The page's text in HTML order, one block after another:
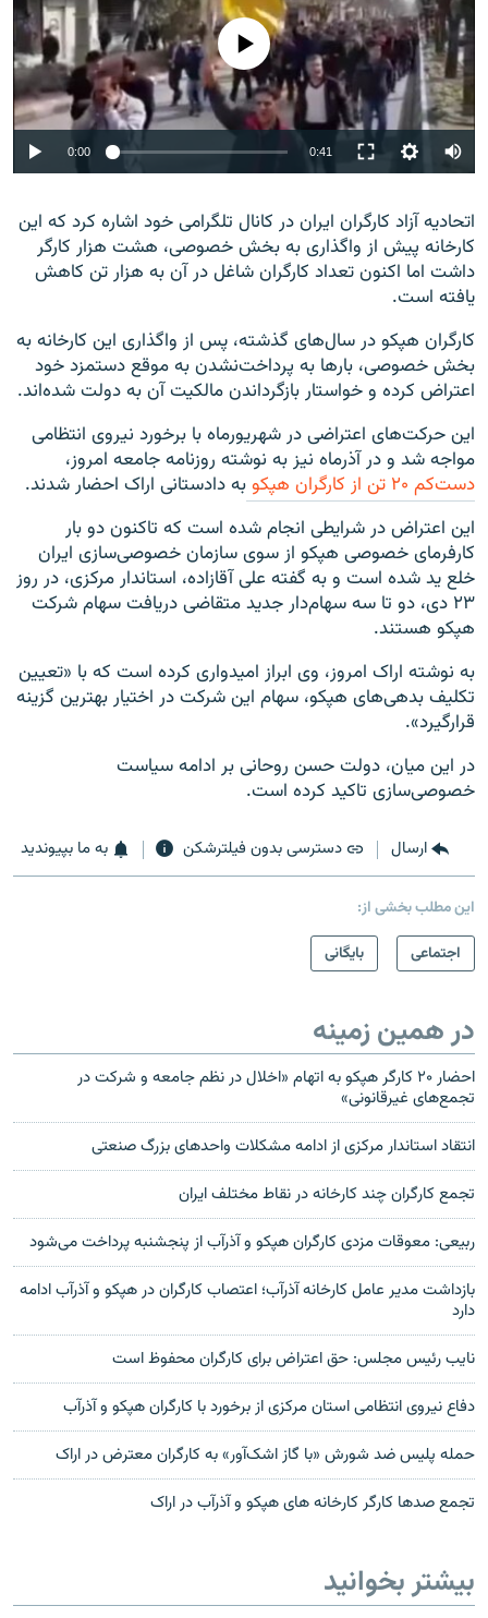
No media source currently available
0:00 0:41
اتحادیه آزاد کارگران ایران در کانال تلگرامی خود اشاره کرد که این
کارخانه پیش از واگذاری به بخش خصوصی، هشت هزار کارگر
داشت اما اکنون تعداد کارگران شاغل در آن به هزار تن کاهش
یافته است.
کارگران هپکو در سال‌های گذشته، پس از واگذاری این کارخانه به
بخش خصوصی، بارها به پرداخت‌نشدن به موقع دستمزد خود
اعتراض کرده و خواستار بازگرداندن مالکیت آن به دولت شده‌اند.
این حرکت‌های اعتراضی در شهریورماه با برخورد نیروی انتظامی
مواجه شد و در آذرماه نیز به نوشته روزنامه جامعه امروز،
دست‌کم ۲۰ تن از کارگران هپکو
به دادستانی اراک احضار شدند.
این اعتراض در شرایطی انجام شده است که تاکنون دو بار
کارفرمای خصوصی هپکو از سوی سازمان خصوصی‌سازی ایران
خلع ید شده است و به گفته علی آقازاده، استاندار مرکزی،‌ در روز
۲۳ دی، دو تا سه سهام‌دار جدید متقاضی دریافت سهام شرکت
هپکو هستند.
به نوشته اراک امروز، وی ابراز امیدواری کرده است که با «تعیین
تکلیف بدهی‌های هپکو، سهام این شرکت در اختیار بهترین گزینه
قرارگیرد».
در این میان، دولت حسن روحانی بر ادامه سیاست
خصوصی‌سازی تاکید کرده است.
ارسال دسترسی بدون فیلترشکن به ما بپیوندید
این مطلب بخشی از:
اجتماعی
بایگانی
در همین زمینه
احضار ۲۰ کارگر هپکو به اتهام «اخلال در نظم جامعه و شرکت در
تجمع‌های غیرقانونی»
انتقاد استاندار مرکزی از ادامه مشکلات واحدهای بزرگ صنعتی
تجمع کارگران چند کارخانه در نقاط مختلف ایران
ربیعی: معوقات مزدی کارگران هپکو و آذرآب از پنجشنبه پرداخت می‌شود
بازداشت مدیر عامل کارخانه آذرآب؛‌ اعتصاب کارگران در هپکو و آذرآب ادامه
دارد
نایب رئیس مجلس: حق اعتراض برای کارگران محفوظ است
دفاع نیروی انتظامی استان مرکزی از برخورد با کارگران هپکو و آذرآب
حمله پلیس ضد شورش «با گاز اشک‌آور» به کارگران معترض در اراک
تجمع صدها کارگر کارخانه های هپکو و آذرآب در اراک
بیشتر بخوانید